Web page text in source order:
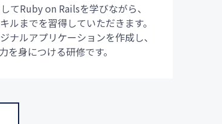
てRuby on Railsを学びながら、
ルまでを習得していただきます。
ナルアプリケーションを作成し、
を身につける研修です。